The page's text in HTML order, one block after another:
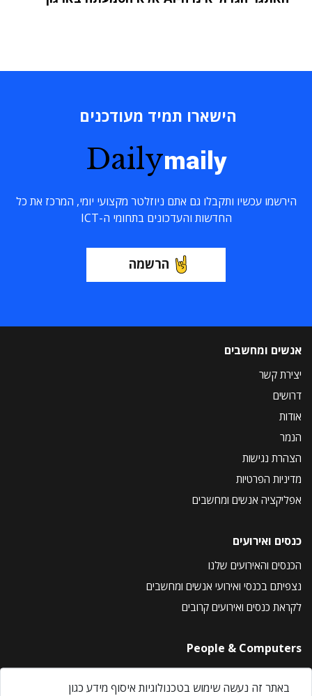
הישארו תמיד מעודכנים
Dailymaily
הירשמו עכשיו ותקבלו גם אתם ניוזלטר מקצועי יומי, המרכז את כל
החדשות והעדכונים בתחומי ה-ICT
הרשמה
אנשים ומחשבים
יצירת קשר
דרושים
אודות
הנמר
הצהרת נגישות
מדיניות הפרטיות
אפליקציה אנשים ומחשבים
כנסים ואירועים
הכנסים והאירועים שלנו
נצפיתם בכנסי ואירועי אנשים ומחשבים
לקראת כנסים ואירועים קרובים
People & Computers
About Us
Privacy Policy
באתר זה נעשה שימוש בטכנולוגיות איסוף מידע כגון